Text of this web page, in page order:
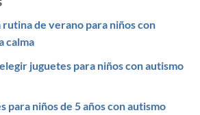
de verano para niños con
calma
juguetes para niños con autismo
para niños de 5 años con autismo